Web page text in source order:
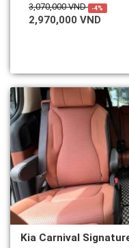
3,070,000 VND -4%
2,970,000 VND
Kia Carnival